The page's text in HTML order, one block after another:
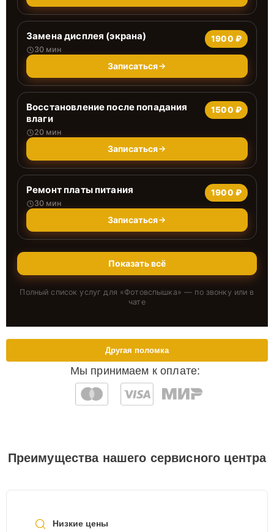
Замена дисплея (экрана)
30 мин
1900 ₽
Записаться
Восстановление после попадания
влаги
20 мин
1500 ₽
Записаться
Ремонт платы питания
30 мин
1900 ₽
Записаться
Показать всё
Полный список услуг для «Фотовспышка» — по звонку или в
чате
Мы принимаем к оплате:
Другая поломка
Преимущества нашего сервисного центра
Низкие цены